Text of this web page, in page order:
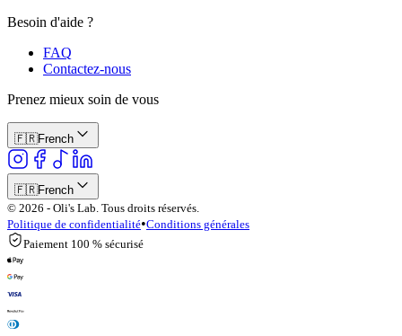
Besoin d'aide ?
FAQ
Contactez-nous
Prenez mieux soin de vous
🇫🇷French
🇫🇷French
© 2026 - Oli's Lab. Tous droits réservés.
Politique de confidentialité•Conditions générales
Paiement 100 % sécurisé